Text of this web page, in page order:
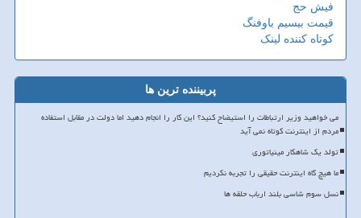
فیش حج
قیمت بیسیم باوفنگ
کوتاه کننده لینک
پربیننده ترین ها
می خواهید وزیر ارتباطات را استیضاح کنید؟ این کار را انجام دهید اما دولت در مقابل استفاده
مردم از اینترنت کوتاه نمی آید
تولد یک شاهکار مینیاتوری
ما هیچ گاه اینترنت حقیقی را تجربه نکردیم
نسل سوم شاسی بلند ارباب حلقه ها